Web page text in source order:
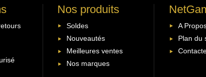
Nos produits
Soldes
Nouveautés
Meilleures ventes
Nos marques
A
Plan du